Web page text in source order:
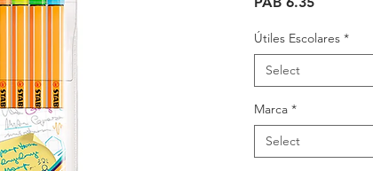
Útiles Escolares *
Select
Marca *
Select